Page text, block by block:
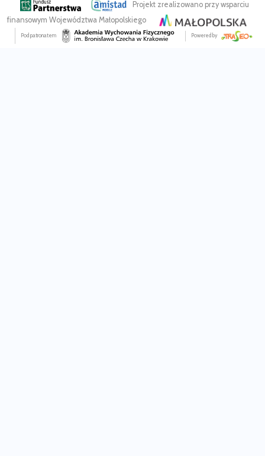
Projekt zrealizowano przy wsparciu
finansowym Województwa Małopolskiego
Pod patronatem Powered by